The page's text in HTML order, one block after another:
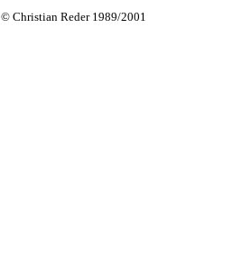
© Christian Reder 1989/2001